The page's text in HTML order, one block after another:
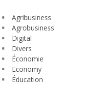
Agribusiness
Agrobusiness
Digital
Divers
Économie
Economy
Éducation